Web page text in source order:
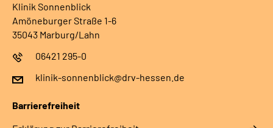
Klinik Sonnenblick
Amöneburger Straße 1-6
35043 Marburg/Lahn
06421 295-0
klinik-sonnenblick@drv-hessen.de
Barrierefreiheit